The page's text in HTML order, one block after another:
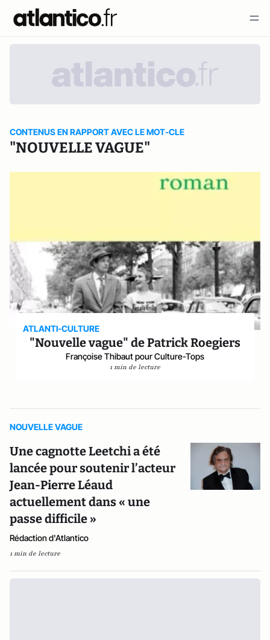
CONTENUS EN RAPPORT AVEC LE MOT-CLE
"NOUVELLE VAGUE"
ATLANTI-CULTURE
"Nouvelle vague" de Patrick Roegiers
Françoise Thibaut pour Culture-Tops
1 min de lecture
NOUVELLE VAGUE
Une cagnotte Leetchi a été
lancée pour soutenir l’acteur
Jean-Pierre Léaud
actuellement dans « une
passe difficile »
Rédaction d'Atlantico
1 min de lecture